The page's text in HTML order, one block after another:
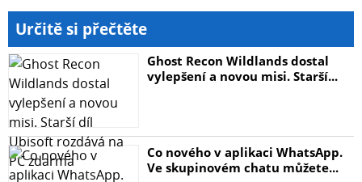
Určitě si přečtěte
Ghost Recon Wildlands dostal
vylepšení a novou misi. Starší...
Co nového v aplikaci WhatsApp.
Ve skupinovém chatu můžete...